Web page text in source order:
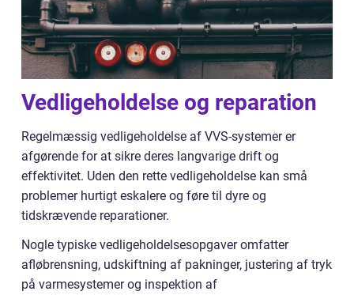
Vedligeholdelse og reparation
Regelmæssig vedligeholdelse af VVS-systemer er
afgørende for at sikre deres langvarige drift og
effektivitet. Uden den rette vedligeholdelse kan små
problemer hurtigt eskalere og føre til dyre og
tidskrævende reparationer.
Nogle typiske vedligeholdelsesopgaver omfatter
afløbrensning, udskiftning af pakninger, justering af tryk
på varmesystemer og inspektion af